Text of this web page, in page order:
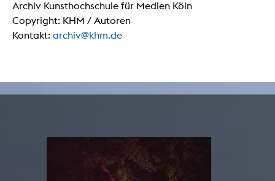
Archiv Kunsthochschule für Medien Köln
Copyright: KHM / Autoren
Kontakt: archiv@khm.de